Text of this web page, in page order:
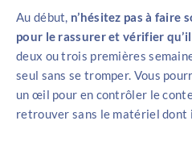
Au début, n’hésitez pas à faire
pour le rassurer et vérifier
deux ou trois premières
seul sans se tromper. Vous
un œil pour en contrôler le
retrouver sans le matériel dont